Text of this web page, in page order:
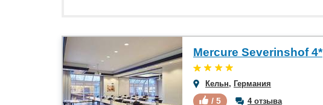
Mercure Severinshof 4*
Кельн, Германия
/ 5 4 отзыва